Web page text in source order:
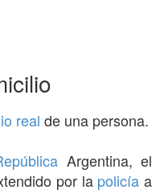
real de una persona.
Argentina, el
por la policía a